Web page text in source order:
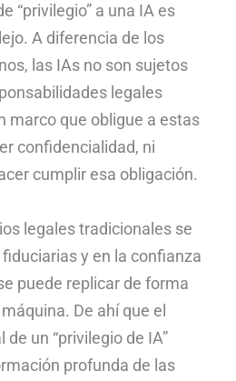
“privilegio” a una IA es
A diferencia de los
las IAs no son sujetos
legales
marco que obligue a estas
confidencialidad, ni
cumplir esa obligación.
legales tradicionales se
y en la confianza
puede replicar de forma
De ahí que el
un “privilegio de IA”
profunda de las